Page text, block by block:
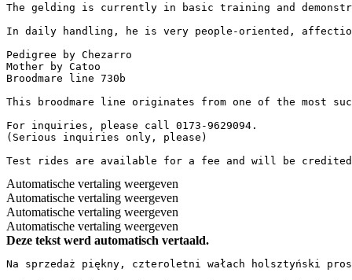
The gelding is currently in basic training and
In daily handling, he is very people-oriented,
Pedigree by Chezarro
Mother by Catoo
Broodmare line 730b
This broodmare line originates from one of the most
For inquiries, please call 0173-9629094.
(Serious inquiries only, please)
Test rides are available for a fee and will be credited
Automatische vertaling weergeven
Automatische vertaling weergeven
Automatische vertaling weergeven
Automatische vertaling weergeven
Deze tekst werd automatisch vertaald.
Na sprzedaż piękny, czteroletni wałach holsztyński